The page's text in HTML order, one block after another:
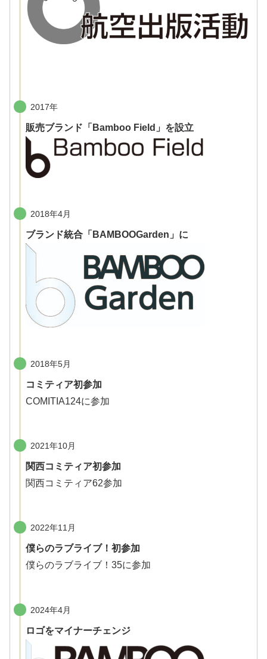
2017年
販売ブランド「Bamboo Field」を設立
2018年4月
ブランド統合「BAMBOOGarden」に
2018年5月
コミティア初参加
COMITIA124に参加
2021年10月
関西コミティア初参加
関西コミティア62参加
2022年11月
僕らのラブライブ！初参加
僕らのラブライブ！35に参加
2024年4月
ロゴをマイナーチェンジ